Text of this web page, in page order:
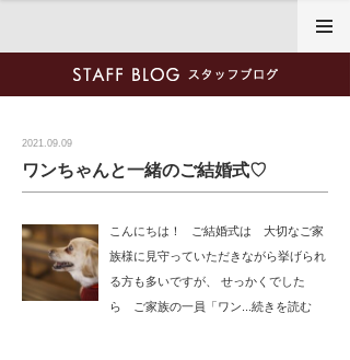
2021.09.09
ワンちゃんと一緒のご結婚式♡
こんにちは！ ご結婚式は 大切なご家
族様に見守っていただきながら挙げられ
る方も多いですが、 せっかくでした
ら ご家族の一員「ワン...続きを読む